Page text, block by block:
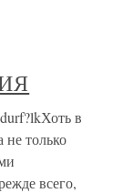
в
не только
всего,